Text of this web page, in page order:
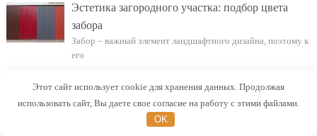
Эстетика загородного участка: подбор цвета
забора
Забор – важный элемент ландшафтного дизайна, поэтому к
его
креплениями | Новые технологии в облицовке
Компания «Промсистема» вышла на российский базар строительных и
Этот сайт использует cookie для хранения данных. Продолжая
использовать сайт, Вы даете свое согласие на работу с этими файлами.
OK